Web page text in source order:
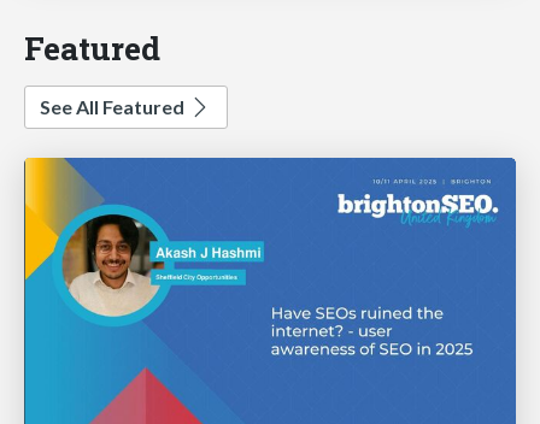
Featured
See All Featured